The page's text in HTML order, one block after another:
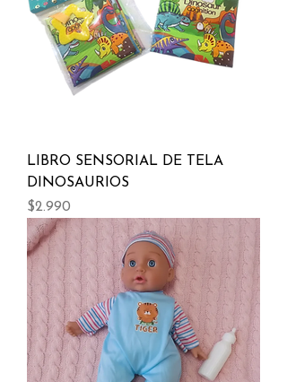
LIBRO SENSORIAL DE TELA
DINOSAURIOS
Precio
$2.990